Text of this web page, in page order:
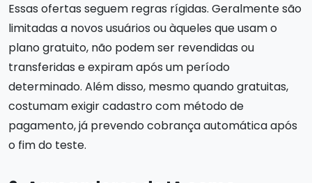
Essas ofertas seguem regras rígidas. Geralmente são
limitadas a novos usuários ou àqueles que usam o
plano gratuito, não podem ser revendidas ou
transferidas e expiram após um período
determinado. Além disso, mesmo quando gratuitas,
costumam exigir cadastro com método de
pagamento, já prevendo cobrança automática após
o fim do teste.